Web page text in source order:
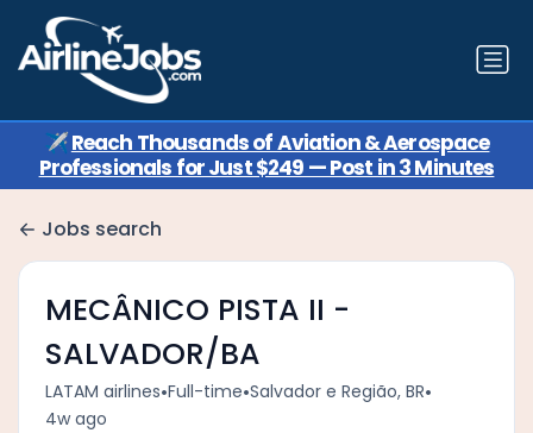
✈️Reach Thousands of Aviation & Aerospace
Professionals for Just $249 — Post in 3 Minutes
Jobs search
MECÂNICO PISTA II -
SALVADOR/BA
LATAM airlines•Full-time•Salvador e Região, BR•
4w ago